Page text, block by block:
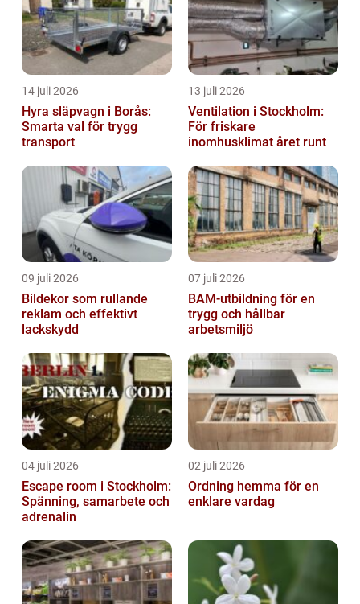
14 juli 2026
Hyra släpvagn i Borås:
Smarta val för trygg
transport
13 juli 2026
Ventilation i Stockholm:
För friskare
inomhusklimat året runt
09 juli 2026
Bildekor som rullande
reklam och effektivt
lackskydd
07 juli 2026
BAM-utbildning för en
trygg och hållbar
arbetsmiljö
04 juli 2026
Escape room i Stockholm:
Spänning, samarbete och
adrenalin
02 juli 2026
Ordning hemma för en
enklare vardag